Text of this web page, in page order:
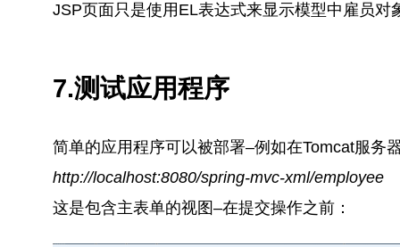
JSP页面只是使用EL表达式来显示模型中雇员对
7.测试应用程序
简单的应用程序可以被部署–例如在Tomcat服务
http://localhost:8080/spring-mvc-xml/employee
这是包含主表单的视图–在提交操作之前：